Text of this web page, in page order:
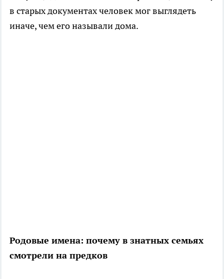
в старых документах человек мог выглядеть
иначе, чем его называли дома.
Родовые имена: почему в знатных семьях
смотрели на предков